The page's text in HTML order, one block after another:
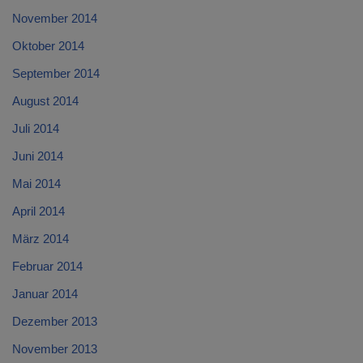
November 2014
Oktober 2014
September 2014
August 2014
Juli 2014
Juni 2014
Mai 2014
April 2014
März 2014
Februar 2014
Januar 2014
Dezember 2013
November 2013